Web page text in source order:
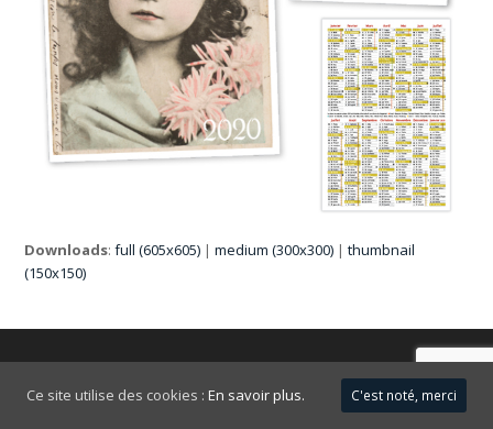
Downloads:full (605x605) |medium (300x300) |thumbnail
(150x150)
Ce site utilise des cookies : En savoir plus. C'est noté, merci